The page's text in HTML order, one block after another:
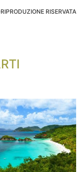
RISERVATA